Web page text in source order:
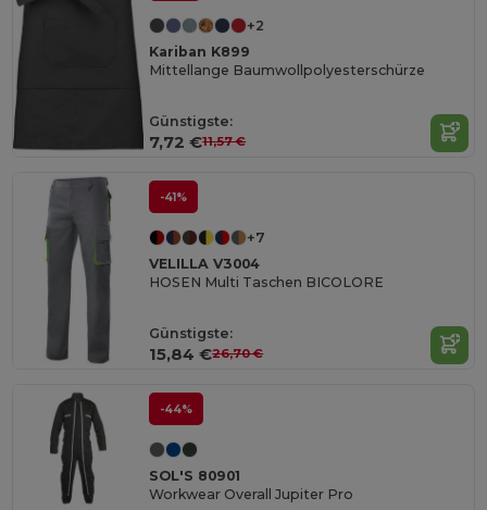
+2
Kariban K899
Mittellange Baumwollpolyesterschürze
Günstigste:
7,72 €11,57 €
-41%
+7
VELILLA V3004
HOSEN Multi Taschen BICOLORE
Günstigste:
15,84 €26,70 €
-44%
SOL'S 80901
Workwear Overall Jupiter Pro